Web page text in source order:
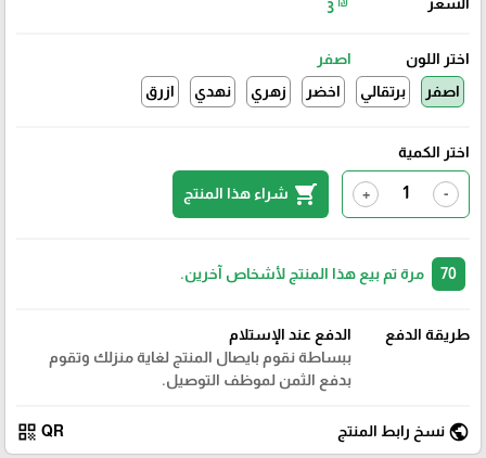
السعر 3
اختر اللون
اصفر
اصفر
برتقالي اخضر زهري نهدي ازرق
اختر الكمية
-
+
shopping_cart شراء هذا المنتج
مرة تم بيع هذا المنتج لأشخاص آخرين.
طريقة الدفع
الدفع عند الإستلام
ببساطة نقوم بايصال المنتج لغاية منزلك وتقوم
بدفع الثمن لموظف التوصيل.
public نسخ رابط المنتج QR
qr_code